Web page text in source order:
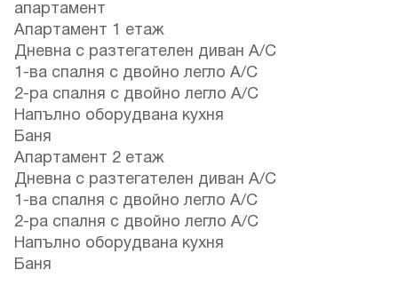
апартамент
Апартамент 1 етаж
Дневна с разтегателен диван A/C
1-ва спалня с двойно легло A/C
2-ра спалня с двойно легло A/C
Напълно оборудвана кухня
Баня
Апартамент 2 етаж
Дневна с разтегателен диван A/C
1-ва спалня с двойно легло A/C
2-ра спалня с двойно легло A/C
Напълно оборудвана кухня
Баня